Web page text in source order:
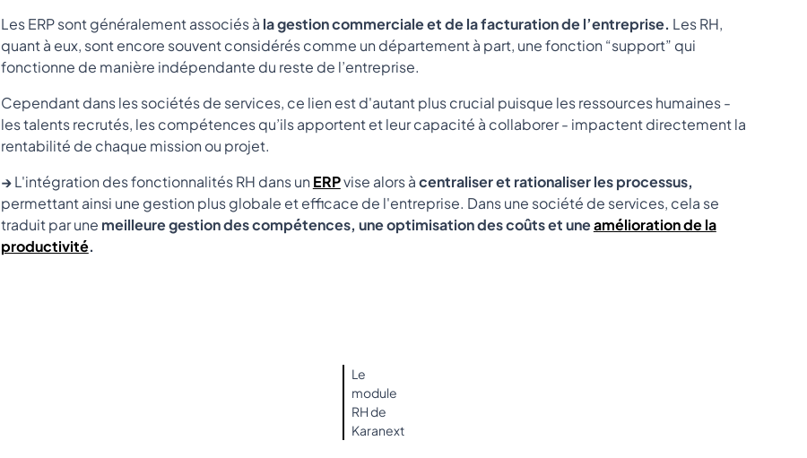
Les ERP sont généralement associés à la gestion commerciale et de la facturation de l’entreprise. Les RH,
quant à eux, sont encore souvent considérés comme un département à part, une fonction “support” qui
fonctionne de manière indépendante du reste de l’entreprise.
Cependant dans les sociétés de services, ce lien est d'autant plus crucial puisque les ressources humaines -
les talents recrutés, les compétences qu’ils apportent et leur capacité à collaborer - impactent directement la
rentabilité de chaque mission ou projet.
→L'intégration des fonctionnalités RH dans un ERPvise alors àcentraliser et rationaliser les processus,
permettant ainsi une gestion plus globale et efficace de l'entreprise. Dans une société de services, cela se
traduit par une meilleure gestion des compétences, une optimisation des coûts et uneamélioration de la
productivité.
Le
module
RH de
Karanext